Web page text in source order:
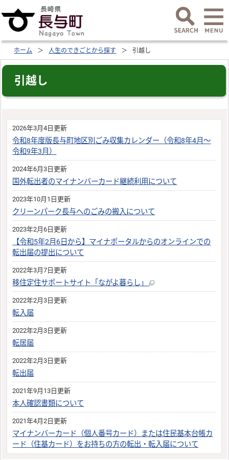
ホーム 人生のできごとから探す 引越し
引越し
2026年3月4日更新
令和8年度版長与町地区別ごみ収集カレンダー（令和8年4月～
令和9年3月）
2024年6月3日更新
国外転出者のマイナンバーカード継続利用について
2023年10月1日更新
クリーンパーク長与へのごみの搬入について
2023年2月6日更新
【令和5年2月6日から】マイナポータルからのオンラインでの
転出届の提出について
2022年3月7日更新
移住定住サポートサイト「ながよ暮らし」
2022年2月3日更新
転入届
2022年2月3日更新
転居届
2022年2月3日更新
転出届
2021年9月13日更新
本人確認書類について
2021年4月2日更新
マイナンバーカード（個人番号カード）または住民基本台帳カ
ード（住基カード）をお持ちの方の転出・転入届について